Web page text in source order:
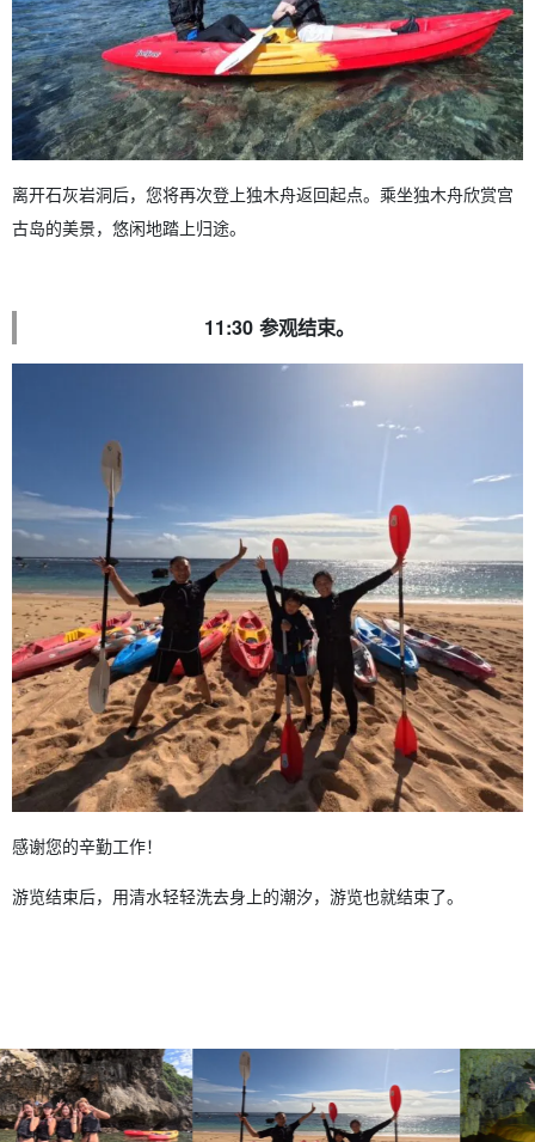
离开石灰岩洞后，您将再次登上独木舟返回起点。乘坐独木舟欣赏宫
古岛的美景，悠闲地踏上归途。
11:30 参观结束。
感谢您的辛勤工作！
游览结束后，用清水轻轻洗去身上的潮汐，游览也就结束了。